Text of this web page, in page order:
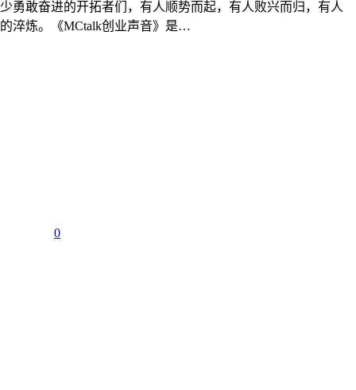
勇敢奋进的开拓者们，有人顺势而起，有人败兴而归，有人
淬炼。《MCtalk创业声音》是…
0